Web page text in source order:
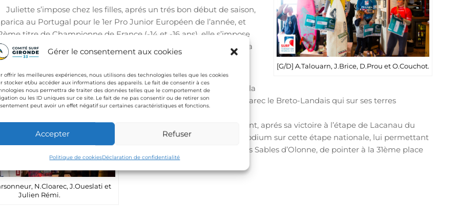
Gérer le consentement aux cookies
offrir les meilleures expériences, nous utilisons des technologies telles que les cookies
stocker et/ou accéder aux informations des appareils. Le fait de consentir à ces
nous permettra de traiter des données telles que le comportement de
ou les ID uniques sur ce site. Le fait de ne pas consentir ou de retirer son
peut avoir un effet négatif sur certaines caractéristiques et fonctions.
Accepter Refuser
Politique de cookiesDéclaration de confidentialité
[G/D] A.Talouarn, J.Brice, D.Prou et O.Couchot.
Juliette s’impose chez les filles, aprés un trés bon début de saison,
au Portugal pour le 1er Pro Junior Européen de l’année, et
titre de Championne de France (-14 et -16 ans), elle s’impose
la droite Bretonne, de La Torche. Juliette est actuellement à la
Française et n°1 des -16 ans.
N.Cloarec, J.Oueslati et
Julien Rémi.
Chez les garçons, Julien Rémi
s’incline en finale pour prendre la
4ème place derrière Nelson Cloarec le Breto-Landais qui sur ses terres
Julien commence fort également, aprés sa victoire à l’étape de Lacanau du
Winter Tour, il renoue avec le podium sur cette étape nationale, lui permettant
avec sa 3ème place à l’étape des Sables d’Olonne, de pointer à la 31ème place
Française.